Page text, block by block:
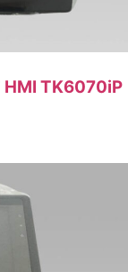
TK6070iP